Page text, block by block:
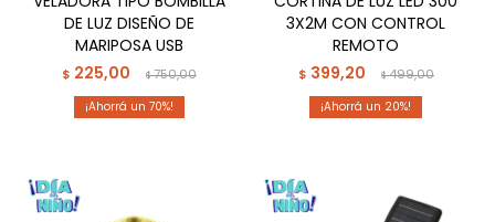
DE LUZ DISEÑO DE
MARIPOSA USB
$ 225,00 $750,00
70
3X2M CON CONTROL
REMOTO
$ 399,20 $499,00
20